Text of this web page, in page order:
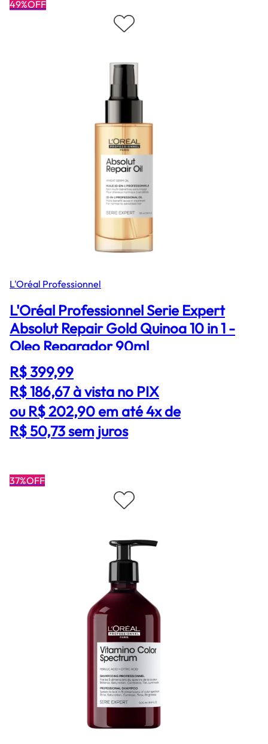
49%OFF
L'Oréal Professionnel
L'Oréal Professionnel Serie Expert
Absolut Repair Gold Quinoa 10 in 1 -
Oleo Reparador 90ml
R$ 399,99
R$ 186,67à vista no PIX
ou R$ 202,90 em até 4x de
R$ 50,73 sem juros
37%OFF